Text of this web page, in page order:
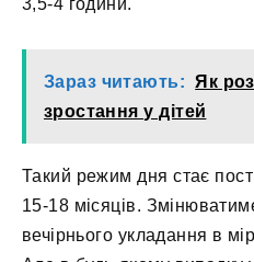
3,5-4 години.
Зараз читають: Як
зростання у дітей
Такий режим дня стає
15-18 місяців.
вечірнього укладання в